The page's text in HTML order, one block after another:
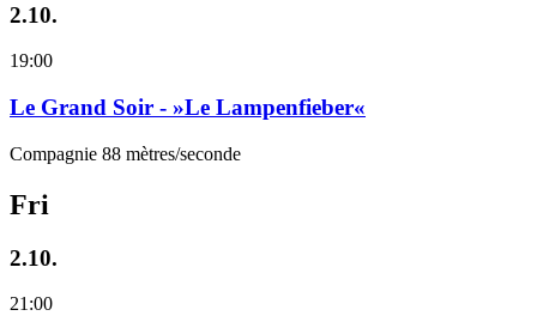
2.10.
19:00
Le Grand Soir - »Le Lampenfieber«
Compagnie 88 mètres/seconde
Fri
2.10.
21:00